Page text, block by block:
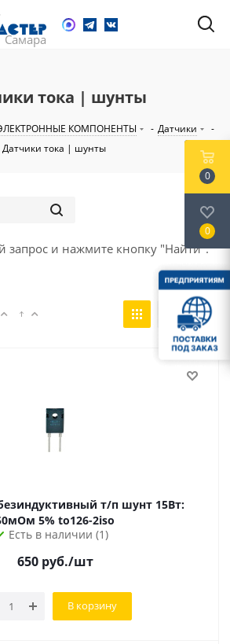
тока | шунты
КОМПОНЕНТЫ - Датчики
-
Датчики тока | шунты
запрос и нажмите кнопку "Найти".
50мОм 5% to126-2iso
Есть в наличии (1)
650руб./шт
В корзину
0
0